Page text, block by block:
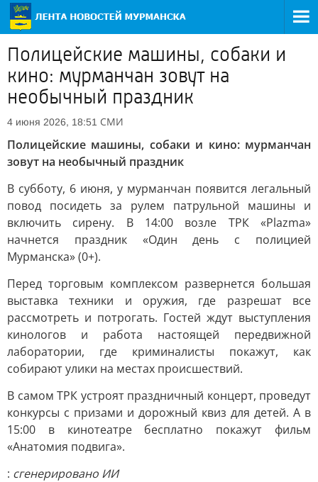
Полицейские машины, собаки и
кино: мурманчан зовут на
необычный праздник
4 июня 2026, 18:51 СМИ
Полицейские машины, собаки и кино: мурманчан
зовут на необычный праздник
В субботу, 6 июня, у мурманчан появится легальный
повод посидеть за рулем патрульной машины и
включить сирену. В 14:00 возле ТРК «Plazma»
начнется праздник «Один день с полицией
Мурманска» (0+).
Перед торговым комплексом развернется большая
выставка техники и оружия, где разрешат все
рассмотреть и потрогать. Гостей ждут выступления
кинологов и работа настоящей передвижной
лаборатории, где криминалисты покажут, как
собирают улики на местах происшествий.
В самом ТРК устроят праздничный концерт, проведут
конкурсы с призами и дорожный квиз для детей. А в
15:00 в кинотеатре бесплатно покажут фильм
«Анатомия подвига».
: сгенерировано ИИ